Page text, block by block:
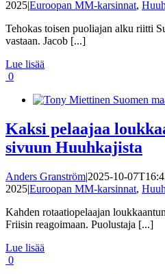
2025|Euroopan MM-karsinnat,
Tehokas toisen puoliajan alku riitti
vastaan. Jacob [...]
Lue lisää
0
Kaksi pelaajaa
sivuun Huuhkajista
Anders Granström|2025-10-
2025|Euroopan MM-karsinnat,
Kahden rotaatiopelaajan
Friisin reagoimaan. Puolustaja [...]
Lue lisää
0